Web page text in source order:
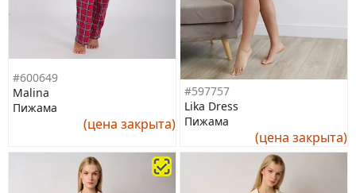
#600649
Malina
Пижама
(цена закрыта)
#597757
Lika Dress
Пижама
(цена закрыта)